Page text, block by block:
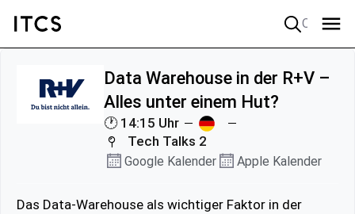
Data Warehouse in der R+V –
Alles unter einem Hut?
🕐 14:15 Uhr
Tech Talks 2
Google Kalender Apple Kalender
Das Data-Warehouse als wichtiger Faktor in der